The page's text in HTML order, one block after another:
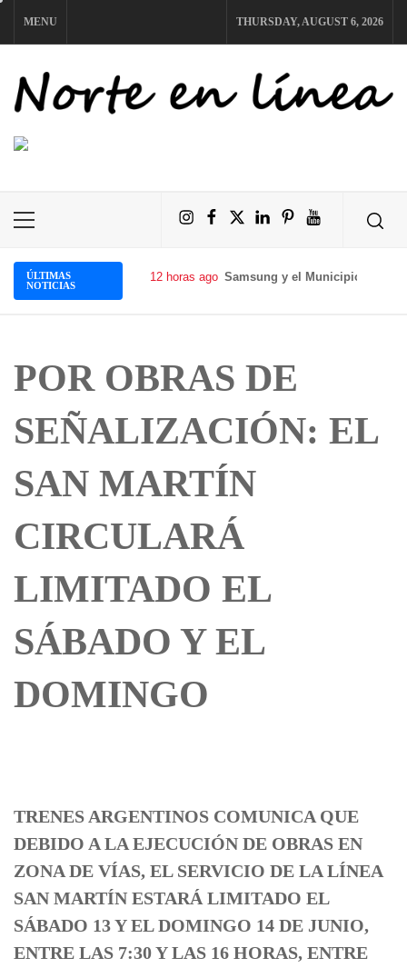
Skip
to
content
MENU THURSDAY, AUGUST 6, 2026
NORTE EN LÍNEA
Primary
InstagramFacebook
X LinkedInPinterestYouTube
ÚLTIMAS
NOTICIAS
12 horas ago Samsung y el Municipio de
POR OBRAS DE
SEÑALIZACIÓN: EL
SAN MARTÍN
CIRCULARÁ
LIMITADO EL
SÁBADO Y EL
DOMINGO
TRENES ARGENTINOS COMUNICA QUE
DEBIDO A LA EJECUCIÓN DE OBRAS EN
ZONA DE VÍAS, EL SERVICIO DE LA LÍNEA
SAN MARTÍN ESTARÁ LIMITADO EL
SÁBADO 13 Y EL DOMINGO 14 DE JUNIO,
ENTRE LAS 7:30 Y LAS 16 HORAS, ENTRE